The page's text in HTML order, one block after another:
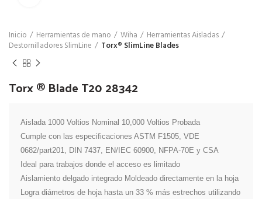
Inicio Herramientas de mano Wiha
Herramientas Aisladas
Destornilladores SlimLine
Torx® SlimLine Blades
Torx ® Blade T20 28342
Aislada 1000 Voltios Nominal 10,000 Voltios Probada
Cumple con las especificaciones ASTM F1505, VDE
0682/part201, DIN 7437, EN/IEC 60900, NFPA-70E y CSA
Ideal para trabajos donde el acceso es limitado
Aislamiento delgado integrado Moldeado directamente en la hoja
Logra diámetros de hoja hasta un 33 % más estrechos utilizando